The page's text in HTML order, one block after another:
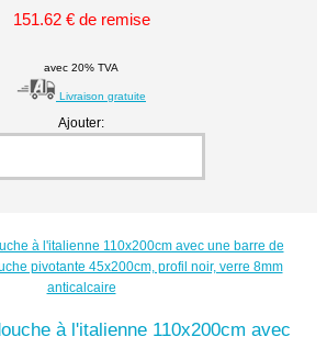
151.62 € de remise
avec 20% TVA
Livraison gratuite
Ajouter:
à l'italienne 110x200cm avec